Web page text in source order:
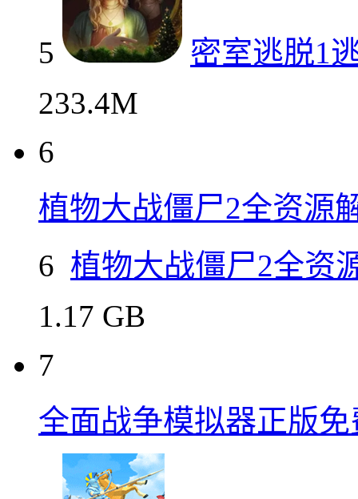
5
密室逃脱1
233.4M
6
植物大战僵尸2全资源
6 植物大战僵尸2全资
1.17 GB
7
全面战争模拟器正版